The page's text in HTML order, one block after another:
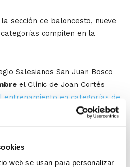
web se usan para personalizar
sección de baloncesto, nueve
compiten en la
Salesianos San Juan Bosco
el Clínic de Joan Cortés
entrenamiento en categorías de